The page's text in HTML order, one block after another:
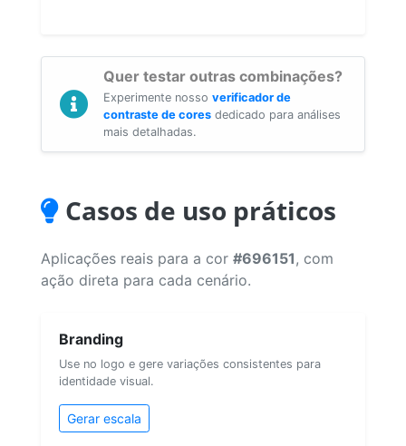
Quer testar outras combinações?
Experimente nosso verificador de
contraste de cores dedicado para análises
mais detalhadas.
Casos de uso práticos
Aplicações reais para a cor #696151 , com
ação direta para cada cenário.
Branding
Use no logo e gere variações consistentes para
identidade visual.
Gerar escala